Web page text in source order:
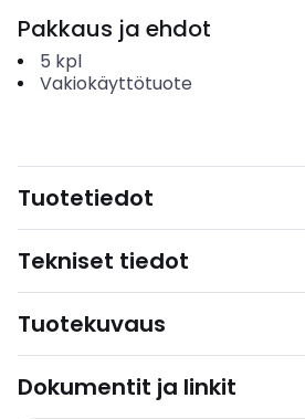
Pakkaus ja ehdot
5 kpl
Vakiokäyttötuote
Tuotetiedot
Tekniset tiedot
Tuotekuvaus
Dokumentit ja linkit